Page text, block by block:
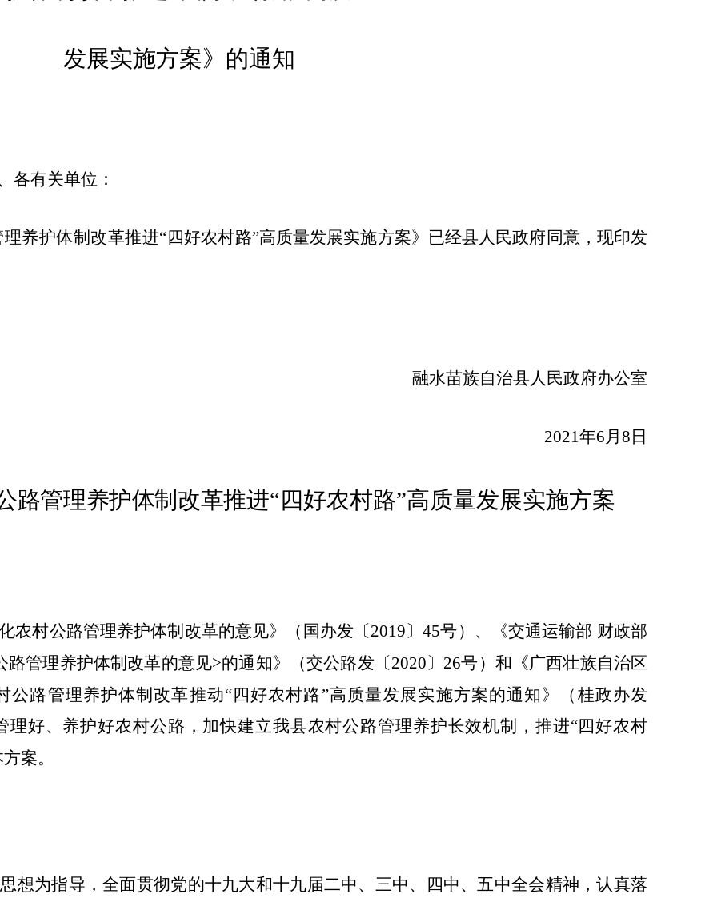
发展实施方案》的通知
各有关单位：
养护体制改革推进“四好农村路”高质量发展实施方案》已经县人民政府同意，现印发
融水苗族自治县人民政府办公室
2021年6 月 8 日
路管理养护体制改革推进“四好农村路”高质量发展实施方案
农村公路管理养护体制改革的意见》（国办发〔2019〕45号）、《交通运输部 财政部
路管理养护体制改革的意见>的通知》（交公路发〔2020〕 26号）和《广西壮族自治区
路管理养护体制改革推动“四好农村路”高质量发展实施方案的通知》
（ 桂政办发
理好、养护好农村公路，加快建立我县农村公路管理养护长效机制，推进“四好农村
案。
想为指导，全面贯彻党的十九大和十九届二中、三中、四中、五中全会精神，认真落